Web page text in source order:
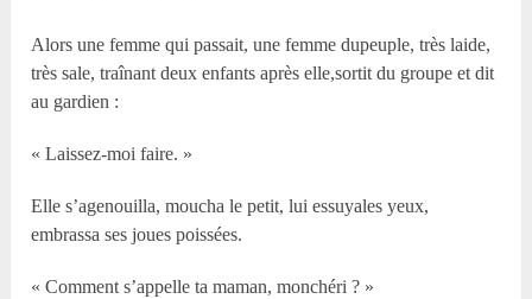
Alors une femme qui passait, une femme dupeuple, très laide,
très sale, traînant deux enfants après elle,sortit du groupe et dit
au gardien :
« Laissez-moi faire. »
Elle s’agenouilla, moucha le petit, lui essuyales yeux,
embrassa ses joues poissées.
« Comment s’appelle ta maman, monchéri ? »